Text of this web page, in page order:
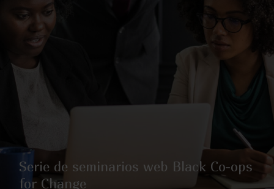
Serie de seminarios web Black Co-ops
for Change